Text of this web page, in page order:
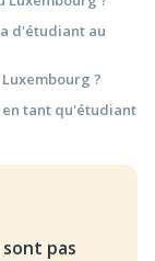
d'étudiant au
?
tant qu'étudiant
pas